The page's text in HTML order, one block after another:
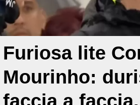
Furiosa lite
Mourinho: